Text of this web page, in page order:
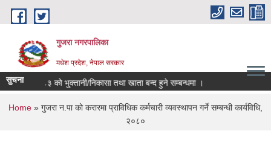
Skip to main content
गुजरा नगरपालिका
मधेश प्रदेश, नेपाल सरकार
सुचना
०८२/८३ को भु्क्तानी/निकासा तथा खाता बन्द हुने सम्बन्धमा ।
You are here
Home » गुजरा न.पा को करारमा प्राविधिक कर्मचारी व्यवस्थापन गर्ने सम्बन्धी कार्यविधि,
२०८०